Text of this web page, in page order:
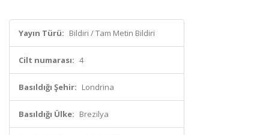
Yayın Türü: Bildiri / Tam Metin Bildiri
Cilt numarası: 4
Basıldığı Şehir: Londrina
Basıldığı Ülke: Brezilya